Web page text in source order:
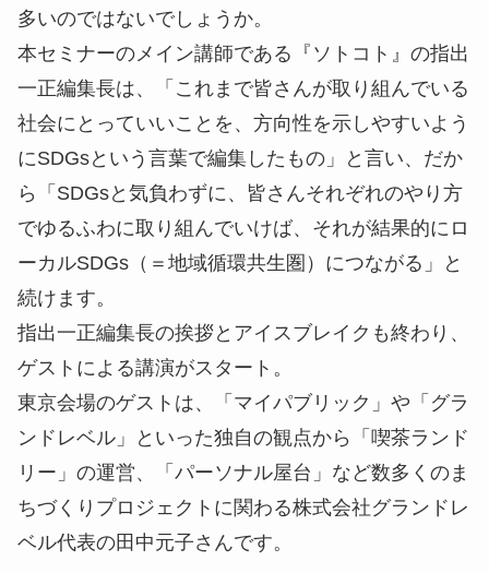
多いのではないでしょうか。
本セミナーのメイン講師である『ソトコト』の指出
一正編集長は、「これまで皆さんが取り組んでいる
社会にとっていいことを、方向性を示しやすいよう
にSDGsという言葉で編集したもの」と言い、だか
ら「SDGsと気負わずに、皆さんそれぞれのやり方
でゆるふわに取り組んでいけば、それが結果的にロ
ーカルSDGs（＝地域循環共生圏）につながる」と
続けます。
指出一正編集長の挨拶とアイスブレイクも終わり、
ゲストによる講演がスタート。
東京会場のゲストは、「マイパブリック」や「グラ
ンドレベル」といった独自の観点から「喫茶ランド
リー」の運営、「パーソナル屋台」など数多くのま
ちづくりプロジェクトに関わる株式会社グランドレ
ベル代表の田中元子さんです。